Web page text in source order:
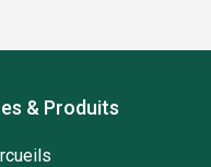
& Produits